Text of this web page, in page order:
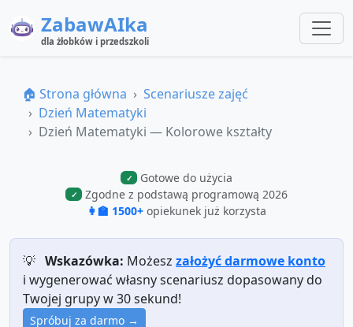
ZabawAIka
dla żłobków i przedszkoli
🏠 Strona główna
Scenariusze zajęć
Dzień Matematyki
Dzień Matematyki — Kolorowe kształty
✓ Gotowe do użycia
✓
Zgodne z podstawą programową 2026
👩‍🏫 1500+ opiekunek już korzysta
💡 Wskazówka: Możesz założyć darmowe konto
i wygenerować własny scenariusz dopasowany do
Twojej grupy w 30 sekund!
Spróbuj za darmo →